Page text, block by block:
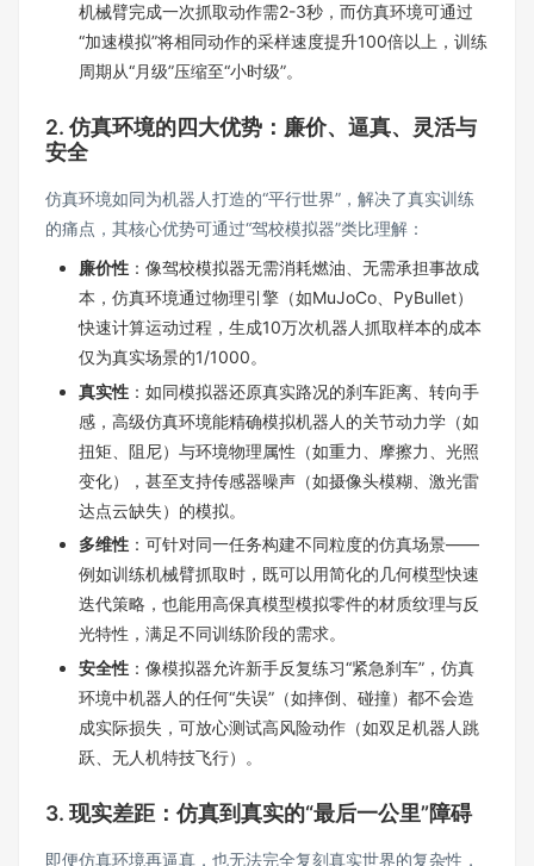
机械臂完成一次抓取动作需2-3秒，而仿真环境可通过
“加速模拟”将相同动作的采样速度提升100倍以上，训练
周期从“月级”压缩至“小时级”。
2. 仿真环境的四大优势：廉价、逼真、灵活与
安全
仿真环境如同为机器人打造的“平行世界”，解决了真实训练
的痛点，其核心优势可通过“驾校模拟器”类比理解：
廉价性 ：像驾校模拟器无需消耗燃油、无需承担事故成
本，仿真环境通过物理引擎（如MuJoCo、PyBullet）
快速计算运动过程，生成10万次机器人抓取样本的成本
仅为真实场景的1/1000。
真实性 ：如同模拟器还原真实路况的刹车距离、转向手
感，高级仿真环境能精确模拟机器人的关节动力学（如
扭矩、阻尼）与环境物理属性（如重力、摩擦力、光照
变化），甚至支持传感器噪声（如摄像头模糊、激光雷
达点云缺失）的模拟。
多维性 ：可针对同一任务构建不同粒度的仿真场景——
例如训练机械臂抓取时，既可以用简化的几何模型快速
迭代策略，也能用高保真模型模拟零件的材质纹理与反
光特性，满足不同训练阶段的需求。
安全性 ：像模拟器允许新手反复练习“紧急刹车”，仿真
环境中机器人的任何“失误”（如摔倒、碰撞）都不会造
成实际损失，可放心测试高风险动作（如双足机器人跳
跃、无人机特技飞行）。
3. 现实差距：仿真到真实的“最后一公里”障碍
即便仿真环境再逼真，也无法完全复刻真实世界的复杂性，